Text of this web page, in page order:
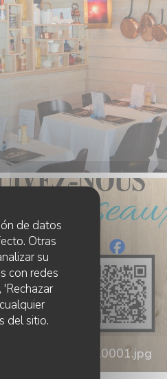
de datos
Otras
su
con redes
del sitio.
20251129-WA0001.jpg